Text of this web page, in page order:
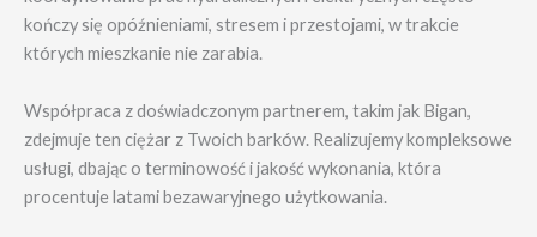
kończy się opóźnieniami, stresem i przestojami, w trakcie
których mieszkanie nie zarabia.
Współpraca z doświadczonym partnerem, takim jak Bigan,
zdejmuje ten ciężar z Twoich barków. Realizujemy kompleksowe
usługi, dbając o terminowość i jakość wykonania, która
procentuje latami bezawaryjnego użytkowania.